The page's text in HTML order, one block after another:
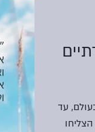
עד